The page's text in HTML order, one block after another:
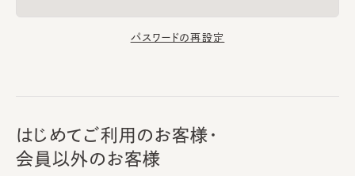
パスワードの再設定
はじめてご利用のお客様・
会員以外のお客様